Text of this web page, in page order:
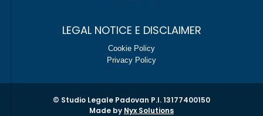
LEGAL NOTICE E DISCLAIMER
Cookie Policy
Privacy Policy
© Studio Legale Padovan P.I. 13177400150
Made by Nyx Solutions